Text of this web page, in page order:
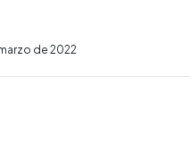
de 2022